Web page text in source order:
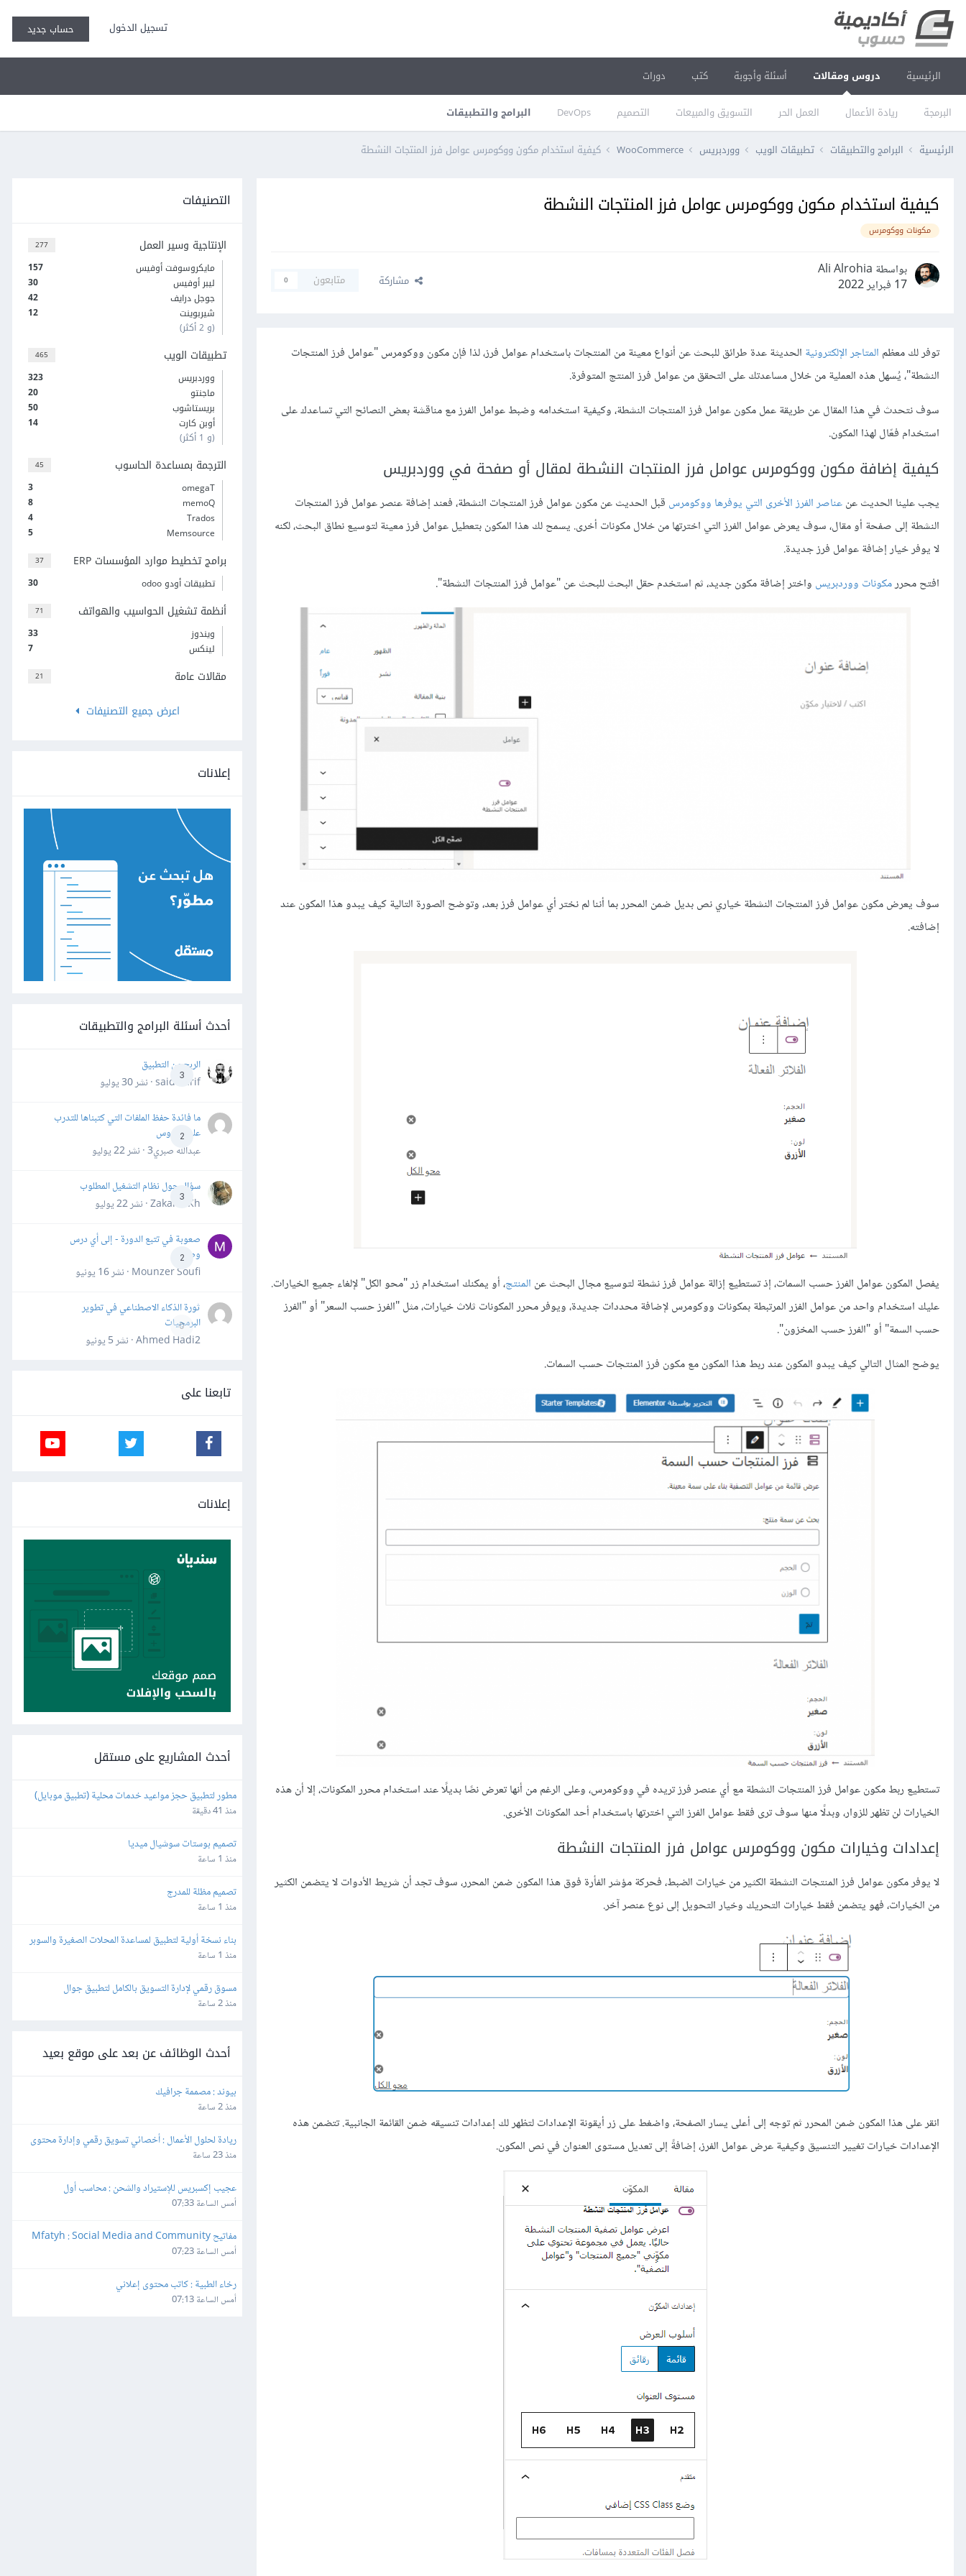
تسجيل الدخول حساب جديد
الرئيسية دروس ومقالات
البرمجة ريادة الأعمال العمل الحر التسويق والمبيعات التصميم DevOps البرامج والتطبيقات
أسئلة وأجوبة كتب دورات
الرئيسية البرامج والتطبيقات تطبيقات الويب ووردبريس WooCommerce كيفية استخدام مكون ووكومرس عوامل فرز المنتجات النشطة
كيفية استخدام مكون ووكومرس عوامل فرز المنتجات النشطة
مكونات ووكومرس
بواسطة Ali Alrohia
17 فبراير 2022
مشاركة متابعون 0
توفر لك معظم المتاجر الإلكترونية الحديثة عدة طرائق للبحث عن أنواع معينة من المنتجات باستخدام عوامل فرز، لذا فإن مكون ووكومرس "عوامل فرز المنتجات
النشطة"، يُسهل هذه العملية من خلال مساعدتك على التحقق من عوامل فرز المنتج المتوفرة.
سوف نتحدث في هذا المقال عن طريقة عمل مكون عوامل فرز المنتجات النشطة، وكيفية استخدامه وضبط عوامل الفرز مع مناقشة بعض النصائح التي تساعدك على
استخدام فعّال لهذا المكون.
كيفية إضافة مكون ووكومرس عوامل فرز المنتجات النشطة لمقال أو صفحة في ووردبريس
يجب علينا الحديث عنعناصر الفرز الأخرى التي يوفرها ووكومرس قبل الحديث عن مكون عوامل فرز المنتجات النشطة، فعند إضافة عنصر عوامل فرز المنتجات
النشطة إلى صفحة أو مقال، سوف يعرض عوامل الفرز التي اخترتها من خلال مكونات أخرى. يسمح لك هذا المكون بتعطيل عوامل فرز معينة لتوسيع نطاق البحث، لكنه
لا يوفر خيار إضافة عوامل فرز جديدة.
افتح محررمكونات ووردبريس واختر إضافة مكون جديد، ثم استخدم حقل البحث للبحث عن "عوامل فرز المنتجات النشطة".
سوف يعرض مكون عوامل فرز المنتجات النشطة خياري نص بديل ضمن المحرر بما أننا لم نختر أي عوامل فرز بعد، وتوضح الصورة التالية كيف يبدو هذا المكون عند
إضافته.
يفصل المكون عوامل الفرز حسب السمات، إذ تستطيع إزالة عوامل فرز نشطة لتوسيع مجال البحث عن المنتج، أو يمكنك استخدام زر "محو الكل" لإلغاء جميع الخيارات.
عليك استخدام واحد من عوامل الفزر المرتبطة بمكونات ووكومرس لإضافة محددات جديدة، ويوفر محرر المكونات ثلاث خيارات، مثل "الفرز حسب السعر" أو "الفرز
حسب السمة" أو "الفرز حسب المخزون".
يوضح المثال التالي كيف يبدو المكون عند ربط هذا المكون مع مكون فرز المنتجات حسب السمات.
تستطيع ربط مكون عوامل فرز المنتجات النشطة مع أي عنصر فرز تريده في ووكومرس، وعلى الرغم من أنها تعرض نصًا بديلًا عند استخدام محرر المكونات، إلا أن هذه
الخيارات لن تظهر للزوار، وبدلًا منها سوف ترى فقط عوامل الفرز التي اخترتها باستخدام أحد المكونات الأخرى.
إعدادات وخيارات مكون ووكومرس عوامل فرز المنتجات النشطة
لا يوفر مكون عوامل فرز المنتجات النشطة الكثير من خيارات الضبط، فحركة مؤشر الفأرة فوق هذا المكون ضمن المحرر، سوف تجد أن شريط الأدوات لا يتضمن الكثير
من الخيارات، فهو يتضمن فقط خيارات التحريك وخيار التحويل إلى نوع عنصر آخر.
انقر على هذا المكون ضمن المحرر ثم توجه إلى أعلى يسار الصفحة، واضغط على زر أيقونة اﻹعدادات لتظهر لك إعدادات تنسيقه ضمن القائمة الجانبية. تتضمن هذه
الإعدادات خيارات تغيير التنسيق وكيفية عرض عوامل الفرز، إضافةً إلى تعديل مستوى العنوان في نص المكون.
التصنيفات
277 الإنتاجية وسير العمل
157
مايكروسوفت أوفيس
30
ليبر أوفيس
42
جوجل درايف
12
شيربوينت
(و 2 أكثر)
465 تطبيقات الويب
323
ووردبريس
20
ماجنتو
50
بريستاشوب
14
أوبن كارت
(و 1 أكثر)
45 الترجمة بمساعدة الحاسوب
3
omegaT
8
memoQ
4
Trados
5
Memsource
37 برامج تخطيط موارد المؤسسات ERP
30 تطبيقات أودو odoo
71 أنظمة تشغيل الحواسيب والهواتف
33
ويندوز
7
لينكس
21
مقالات عامة
اعرض جميع التصنيفات
إعلانات
أحدث أسئلة البرامج والتطبيقات
3
الربح من التطبيق
said darif · نشر
30 يوليو
2
ما فائدة حفظ الملفات التي كتبناها للتدرب
على الدروس
عبدالله صبري3 · نشر
22 يوليو
3
سؤال حول نظام التشغيل المطلوب
Zakaria Kh · نشر
22 يوليو
2
صعوبة في تتبع الدورة - إلى أي درس
وصلت؟
Mounzer Soufi · نشر
16 يونيو
0
ثورة الذكاء الاصطناعي في تطوير
البرمجيات
Ahmed Hadi2 · نشر
5 يونيو
تابعنا على
إعلانات
أحدث المشاريع على مستقل
مطور لتطبيق حجز مواعيد خدمات محلية (تطبيق موبايل)
منذ 41 دقيقة
تصميم بوستات سوشيال ميديا
منذ 1 ساعة
تصميم مظلة للمدرج
منذ 1 ساعة
بناء نسخة أولية لتطبيق لمساعدة المحلات الصغيرة والسوبر
ماركت
منذ 1 ساعة
مسوق رقمي لإدارة التسويق بالكامل لتطبيق جوال
منذ 2 ساعة
أحدث الوظائف عن بعد على موقع بعيد
بيوند : مصممة جرافيك
منذ 2 ساعة
ريادة لحلول الأعمال : أخصائي تسويق رقمي وإدارة محتوى
منذ 23 ساعة
عجيب إكسبريس للإستيراد والشحن : محاسب أول
أمس الساعة 07:33
Manager
أمس الساعة 07:23
رخاء الطبية : كاتب محتوى إعلاني
أمس الساعة 07:13